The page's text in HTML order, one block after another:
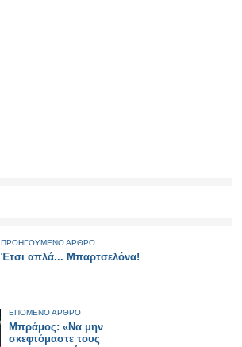
ΠΡΟΗΓΟΥΜΕΝΟ ΑΡΘΡΟ
Έτσι απλά... Μπαρτσελόνα!
ΕΠΟΜΕΝΟ ΑΡΘΡΟ
Μπράμος: «Να μην
σκεφτόμαστε τους